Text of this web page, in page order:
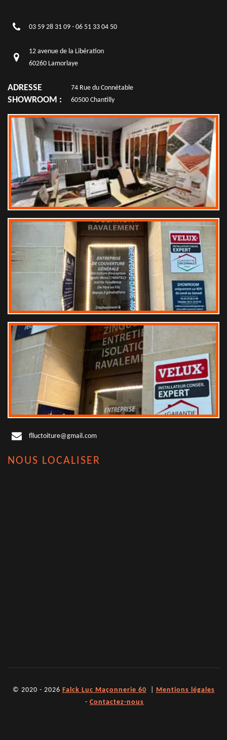
03 59 28 31 09 - 06 51 33 04 50
12 avenue de la Libération
60260 Lamorlaye
ADRESSE
SHOWROOM :
74 Rue du Connétable
60500 Chantilly
flluctoiture@gmail.com
NOUS LOCALISER
© 2020 - 2026 Falck Luc Maçonnerie 60
Mentions légales
- Contactez-nous